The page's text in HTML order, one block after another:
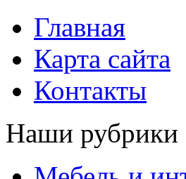
Главная
Карта сайта
Контакты
Наши рубрики